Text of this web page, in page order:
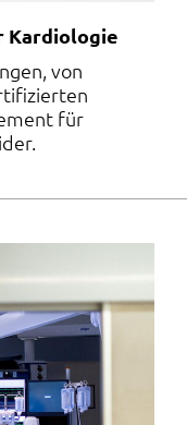
Kardiologie
von
für